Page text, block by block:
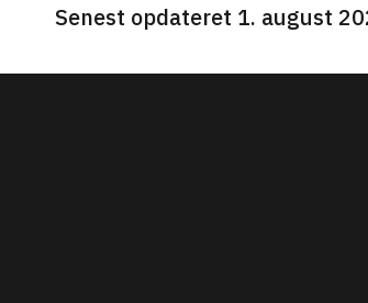
Senest opdateret 1. august